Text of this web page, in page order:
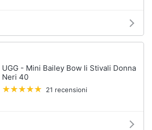
UGG - Mini Bailey Bow Ii Stivali Donna
Neri 40
21 recensioni